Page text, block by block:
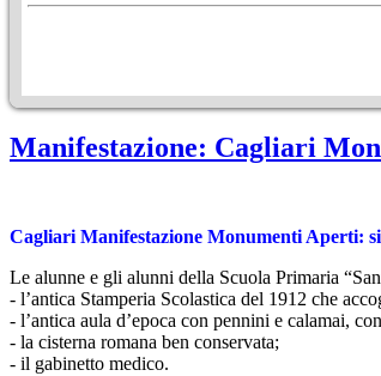
Manifestazione: Cagliari
Cagliari Manifestazione Monumenti Aperti:
Le alunne e gli alunni della Scuola Primaria
- l’antica Stamperia Scolastica del 1912 che
- l’antica aula d’epoca con pennini e calamai,
- la cisterna romana ben conservata;
- il gabinetto medico.